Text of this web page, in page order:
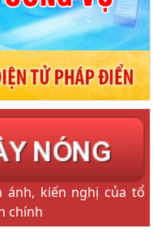
ánh, kiến nghị của tổ
chính